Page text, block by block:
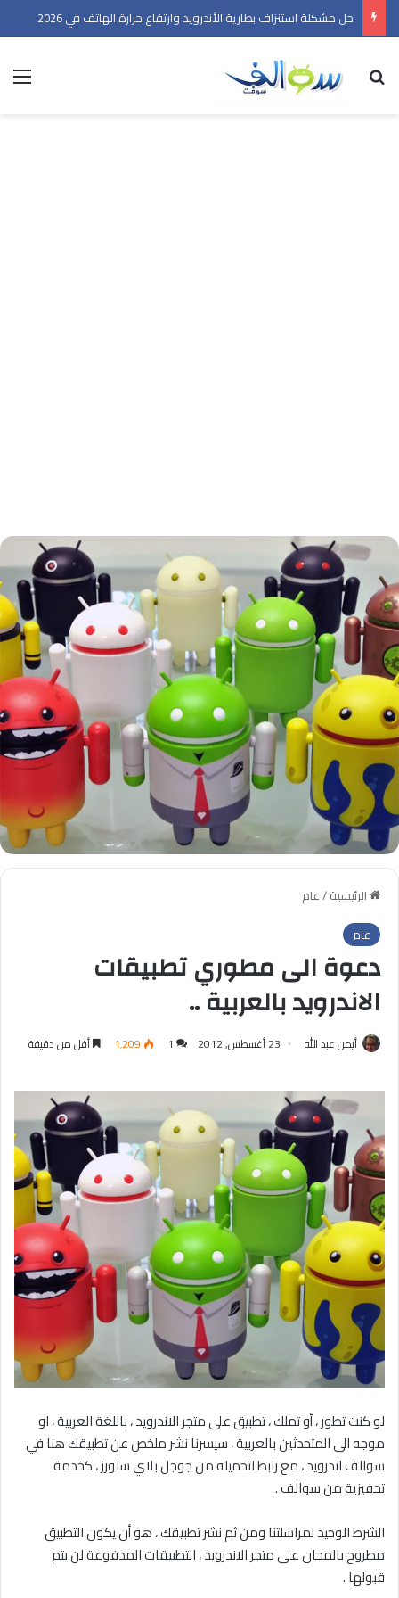
حل مشكلة استنزاف بطارية الأندرويد وارتفاع حرارة الهاتف في 2026
بحث عن
الرئيسية/عام
عام
دعوة الى مطوري تطبيقات
الاندرويد بالعربية ..
أيمن عبد الله 23 أغسطس, 2012 1 1٬209 أقل من دقيقة
لو كنت تطور ، أو تملك ، تطبيق على متجر الاندرويد ، باللغة العربية ، او
موجه الى المتحدثين بالعربية ، سيسرنا نشر ملخص عن تطبيقك هنا في
سوالف اندرويد ، مع رابط لتحميله من جوجل بلاي ستورز ، كخدمة
تحفيزية من سوالف .
الشرط الوحيد لمراسلتنا ومن ثم نشر تطبيقك ، هو أن يكون التطبيق
مطروح بالمجان على متجر الاندرويد ، التطبيقات المدفوعة لن يتم
قبولها .